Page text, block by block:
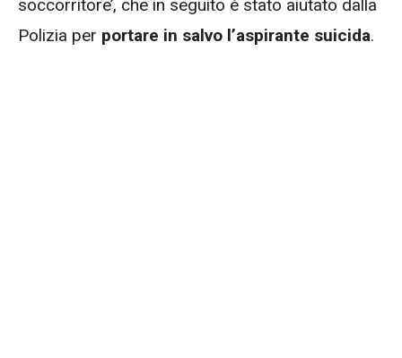
soccorritore’, che in seguito è stato aiutato dalla
Polizia per portare in salvo l’aspirante suicida.